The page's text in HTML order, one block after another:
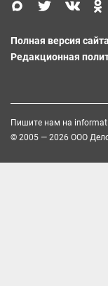
Полная версия сайта
Редакционная
Пишите нам на
© 2005 — 2026 ООО